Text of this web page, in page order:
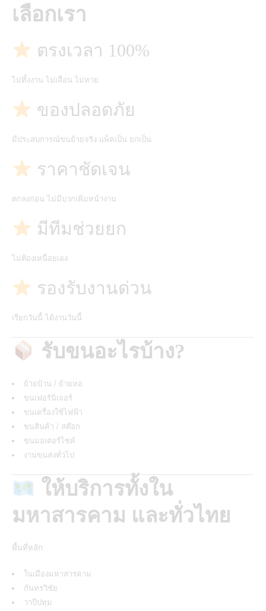
เลือกเรา
ตรงเวลา 100%
ไม่ทิ้งงาน ไม่เลื่อน ไม่หาย
ของปลอดภัย
มีประสบการณ์ขนย้ายจริง แพ็คเป็น ยกเป็น
ราคาชัดเจน
ตกลงก่อน ไม่มีบวกเพิ่มหน้างาน
มีทีมช่วยยก
ไม่ต้องเหนื่อยเอง
รองรับงานด่วน
เรียกวันนี้ ได้งานวันนี้
รับขนอะไรบ้าง?
ย้ายบ้าน / ย้ายหอ
ขนเฟอร์นิเจอร์
ขนเครื่องใช้ไฟฟ้า
ขนสินค้า / สต๊อก
ขนมอเตอร์ไซค์
งานขนส่งทั่วไป
ให้บริการทั้งใน
มหาสารคาม และทั่วไทย
พื้นที่หลัก:
ในเมืองมหาสารคาม
กันทรวิชัย
วาปีปทุม